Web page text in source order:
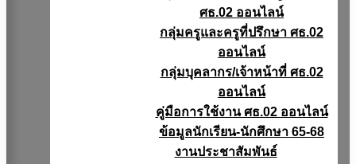
ศธ.02 ออนไลน์
กลุ่มครูและครูที่ปรึกษา ศธ.02
ออนไลน์
กลุ่มบุคลากร/เจ้าหน้าที่ ศธ.02
ออนไลน์
คู่มือการใช้งาน ศธ.02 ออนไลน์
ข้อมูลนักเรียน-นักศึกษา 65-68
งานประชาสัมพันธ์